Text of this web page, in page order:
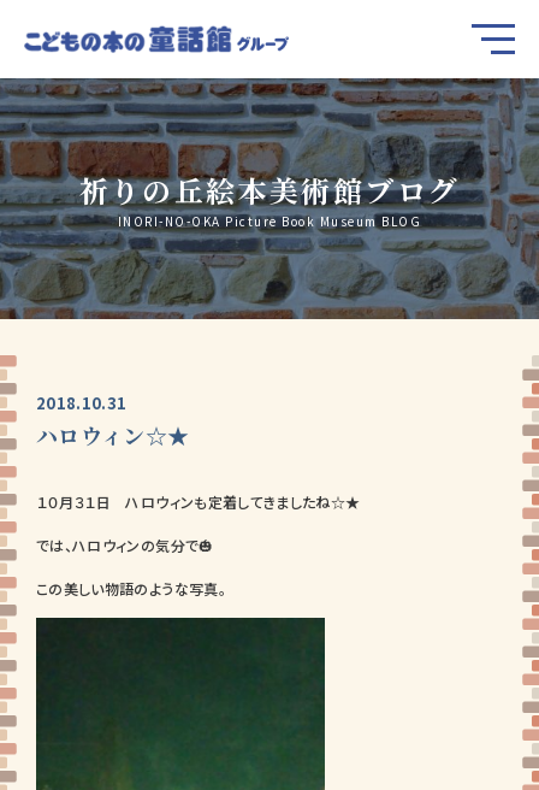
祈りの丘絵本美術館ブログ
INORI-NO-OKA Picture Book Museum BLOG
2018.10.31
ハロウィン☆★
１０月３１日 ハロウィンも定着してきましたね☆★
では、ハロウィンの気分で🎃
この美しい物語のような写真。